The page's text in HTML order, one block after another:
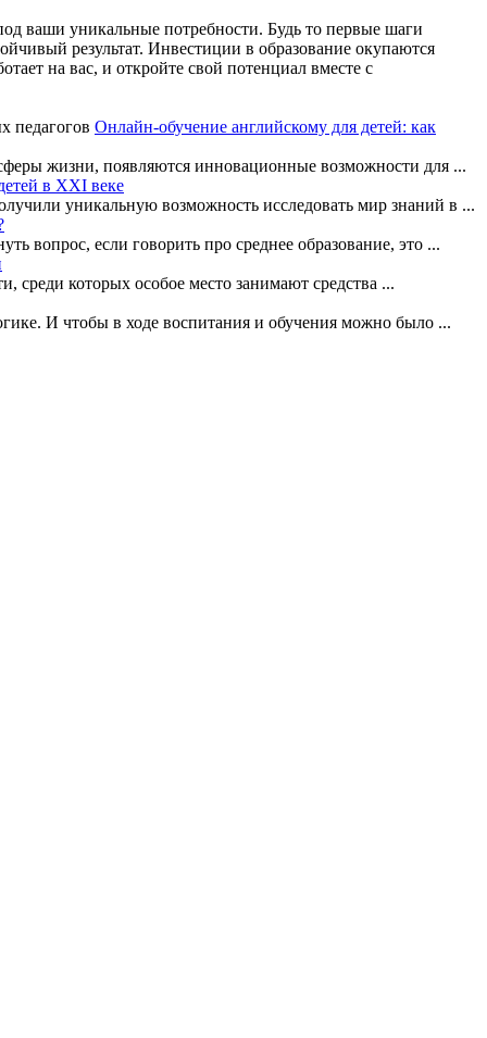
ваши уникальные потребности. Будь то первые шаги
результат. Инвестиции в образование окупаются
на вас, и откройте свой потенциал вместе с
Онлайн-обучение английскому для детей: как
жизни, появляются инновационные возможности для ...
в XXI веке
уникальную возможность исследовать мир знаний в ...
вопрос, если говорить про среднее образование, это ...
среди которых особое место занимают средства ...
И чтобы в ходе воспитания и обучения можно было ...